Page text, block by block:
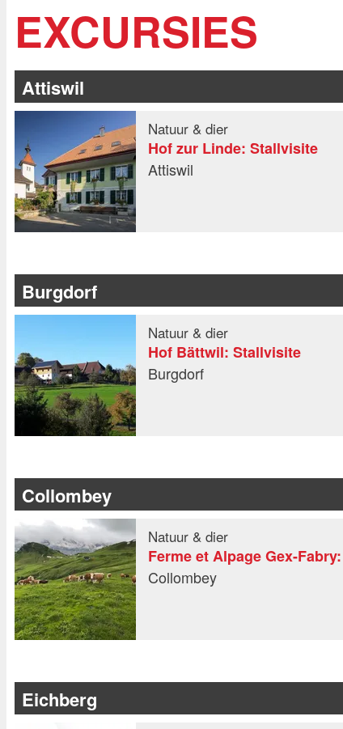
EXCURSIES
Attiswil
Natuur & dier
Hof zur Linde: Stallvisite
Attiswil
Burgdorf
Natuur & dier
Hof Bättwil: Stallvisite
Burgdorf
Collombey
Natuur & dier
Ferme et Alpage Gex-
Collombey
Eichberg